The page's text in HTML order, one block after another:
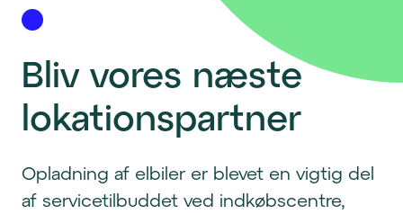
Bliv vores næste
lokationspartner
Opladning af elbiler er blevet en vigtig del
af servicetilbuddet ved indkøbscentre,